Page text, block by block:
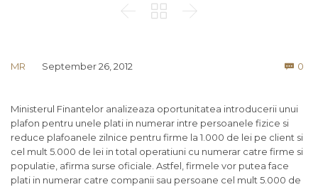
  
MR September 26, 2012  0
Ministerul Finantelor analizeaza oportunitatea introducerii unui
plafon pentru unele plati in numerar intre persoanele fizice si
reduce plafoanele zilnice pentru firme la 1.000 de lei pe client si
cel mult 5.000 de lei in total operatiuni cu numerar catre firme si
populatie, afirma surse oficiale. Astfel, firmele vor putea face
plati in numerar catre companii sau persoane cel mult 5.000 de